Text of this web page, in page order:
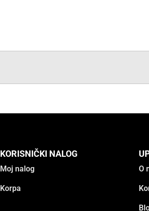
KORISNIČKI NALOG
Moj nalog
Korpa
O